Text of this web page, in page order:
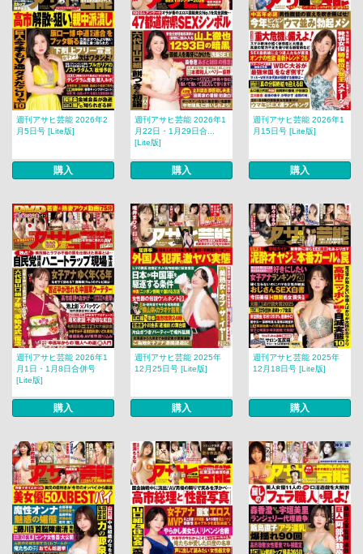
週刊アサヒ芸能 2026年2
月5日号 [Lite版]
購入
週刊アサヒ芸能 2026年1
月22日・1月29日合...
[Lite版]
購入
週刊アサヒ芸能 2026年1
月15日号 [Lite版]
購入
週刊アサヒ芸能 2026年1
月1日・1月8日合併号
[Lite版]
購入
週刊アサヒ芸能 2025年
12月25日号 [Lite版]
購入
週刊アサヒ芸能 2025年
12月18日号 [Lite版]
購入